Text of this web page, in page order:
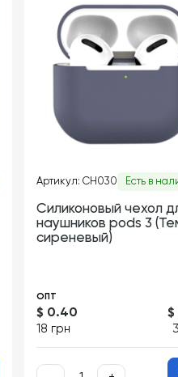
Артикул: CH030 Есть в
Силиконовый чехол
наушников pods 3
сиреневый)
ОПТ
$ 0.40
18 грн
$